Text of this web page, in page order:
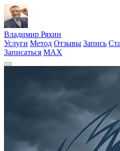
Владимир Ряхин
Услуги Метод Отзывы Запись
Записаться MAX